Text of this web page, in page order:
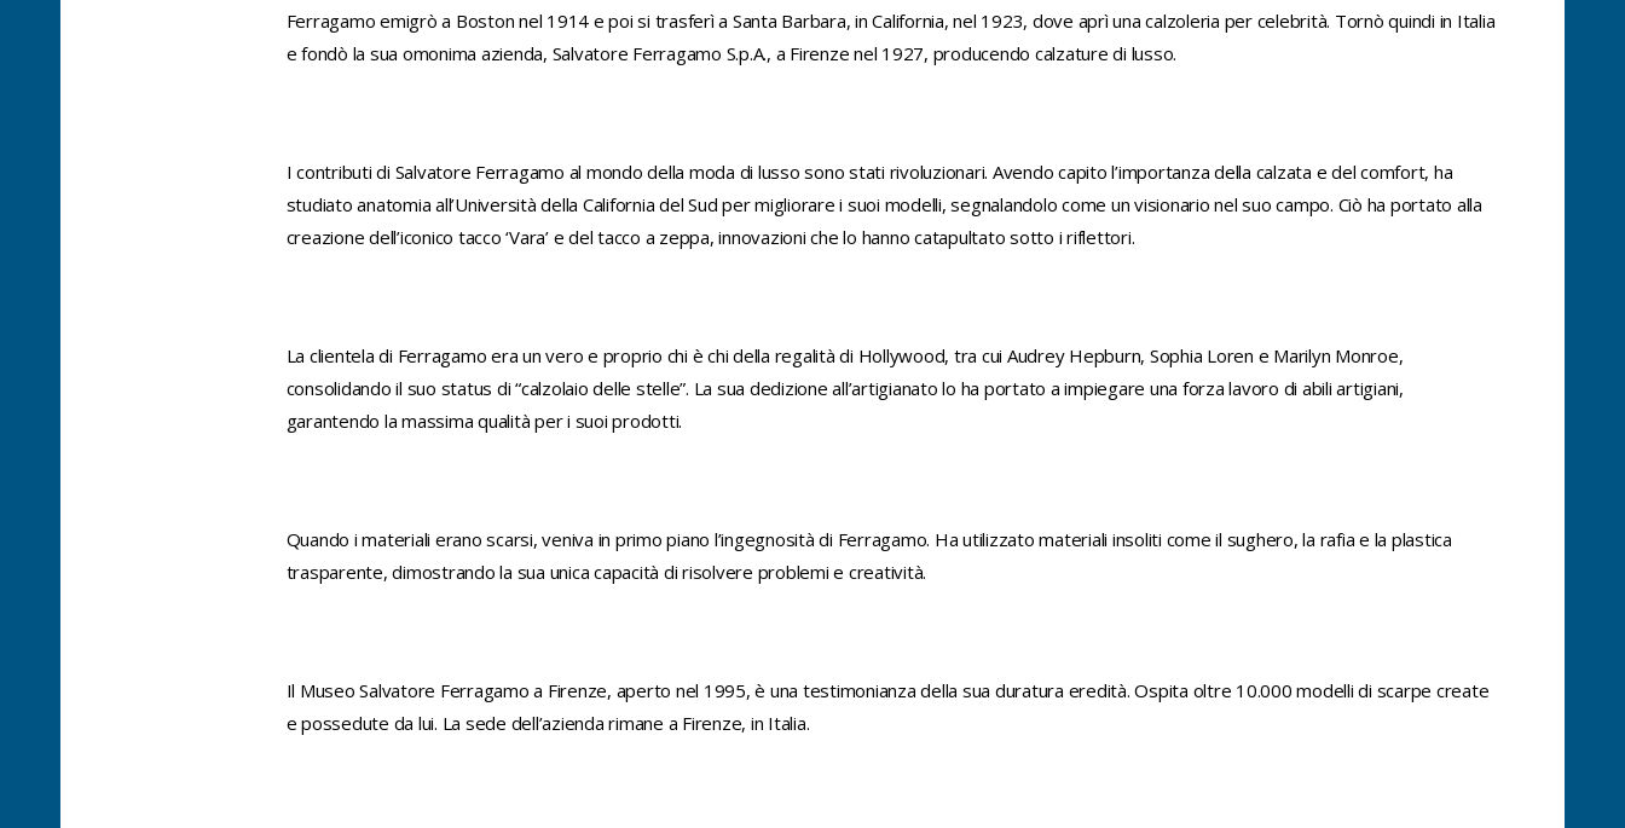
Ferragamo emigrò a Boston nel 1914 e poi si trasferì a Santa Barbara, in California, nel 1923, dove aprì una calzoleria per celebrità. Tornò quindi in Italia
e fondò la sua omonima azienda, Salvatore Ferragamo S.p.A., a Firenze nel 1927, producendo calzature di lusso.
I contributi di Salvatore Ferragamo al mondo della moda di lusso sono stati rivoluzionari. Avendo capito l’importanza della calzata e del comfort, ha
studiato anatomia all’Università della California del Sud per migliorare i suoi modelli, segnalandolo come un visionario nel suo campo. Ciò ha portato alla
creazione dell’iconico tacco ‘Vara’ e del tacco a zeppa, innovazioni che lo hanno catapultato sotto i riflettori.
La clientela di Ferragamo era un vero e proprio chi è chi della regalità di Hollywood, tra cui Audrey Hepburn, Sophia Loren e Marilyn Monroe,
consolidando il suo status di “calzolaio delle stelle”. La sua dedizione all’artigianato lo ha portato a impiegare una forza lavoro di abili artigiani,
garantendo la massima qualità per i suoi prodotti.
Quando i materiali erano scarsi, veniva in primo piano l’ingegnosità di Ferragamo. Ha utilizzato materiali insoliti come il sughero, la rafia e la plastica
trasparente, dimostrando la sua unica capacità di risolvere problemi e creatività.
Il Museo Salvatore Ferragamo a Firenze, aperto nel 1995, è una testimonianza della sua duratura eredità. Ospita oltre 10.000 modelli di scarpe create
e possedute da lui. La sede dell’azienda rimane a Firenze, in Italia.